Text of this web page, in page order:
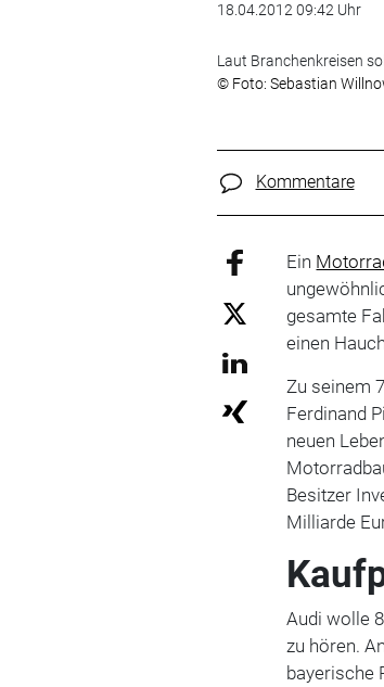
18.04.2012 09:42 Uhr
Laut Branchenkreisen
© Foto: Sebastian
Kommentare
Ein
gesamte
einen
Zu seinem
Ferdinand
neuen
Besitzer
Milliarde
Audi wolle
zu hören.
bayerische